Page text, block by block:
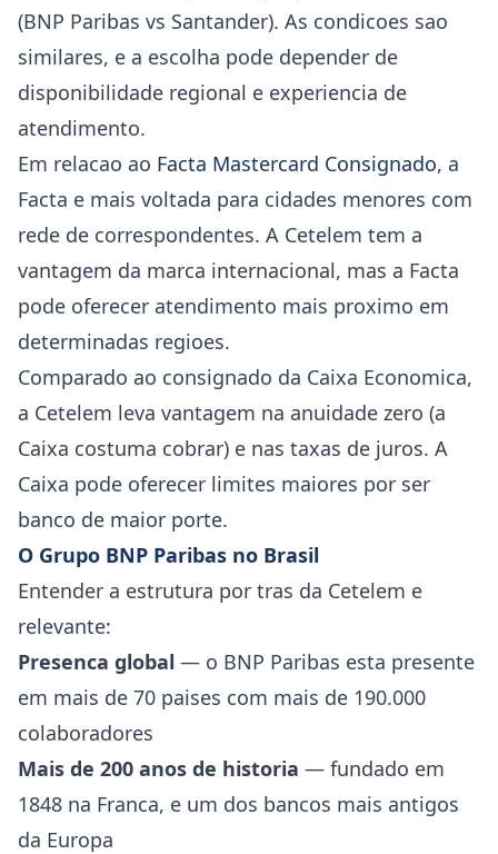
(BNP Paribas vs Santander). As condicoes sao
similares, e a escolha pode depender de
disponibilidade regional e experiencia de
atendimento.
Em relacao ao Facta Mastercard Consignado, a
Facta e mais voltada para cidades menores com
rede de correspondentes. A Cetelem tem a
vantagem da marca internacional, mas a Facta
pode oferecer atendimento mais proximo em
determinadas regioes.
Comparado ao consignado da Caixa Economica,
a Cetelem leva vantagem na anuidade zero (a
Caixa costuma cobrar) e nas taxas de juros. A
Caixa pode oferecer limites maiores por ser
banco de maior porte.
O Grupo BNP Paribas no Brasil
Entender a estrutura por tras da Cetelem e
relevante:
Presenca global — o BNP Paribas esta presente
em mais de 70 paises com mais de 190.000
colaboradores
Mais de 200 anos de historia — fundado em
1848 na Franca, e um dos bancos mais antigos
da Europa